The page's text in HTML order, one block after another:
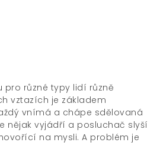
pro různé typy lidí různě
vztazích je základem
vnímá a chápe sdělovaná
nějak vyjádří a posluchač slyší
na mysli. A problém je